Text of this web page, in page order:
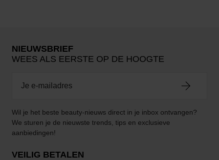
NIEUWSBRIEF
WEES ALS EERSTE OP DE HOOGTE
Wil je het beste beauty-nieuws direct in je inbox ontvangen?
We sturen je de nieuwste trends, tips en exclusieve
aanbiedingen!
VEILIG BETALEN